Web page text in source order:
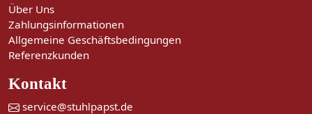
Über Uns
Zahlungsinformationen
Allgemeine Geschäftsbedingungen
Referenzkunden
Kontakt
service@stuhlpapst.de